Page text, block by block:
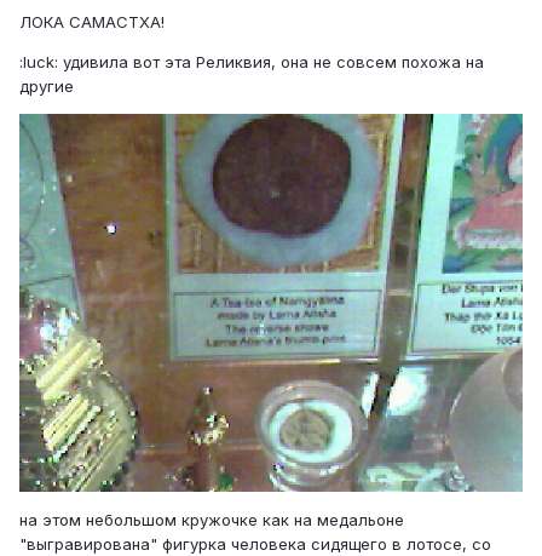
ЛОКА САМАСТХА!
:luck: удивила вот эта Реликвия, она не совсем похожа на
другие
на этом небольшом кружочке как на медальоне
"выгравирована" фигурка человека сидящего в лотосе, со